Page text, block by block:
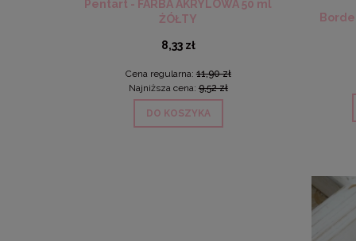
Pentart - FARBA AKRYLOWA 50 ml
ŻÓŁTY
8,33 zł
Cena regularna: 11,90 zł
Najniższa cena: 9,52 zł
DO KOSZYKA